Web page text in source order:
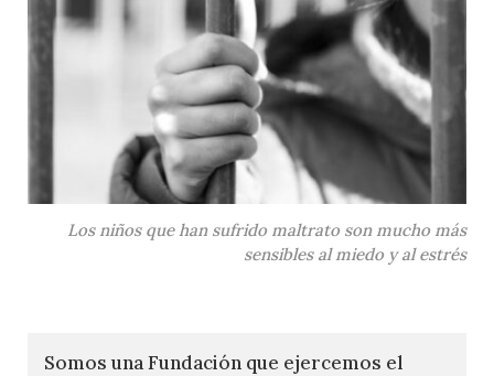
Los niños que han sufrido maltrato son mucho más
sensibles al miedo y al estrés
Somos una Fundación que ejercemos el